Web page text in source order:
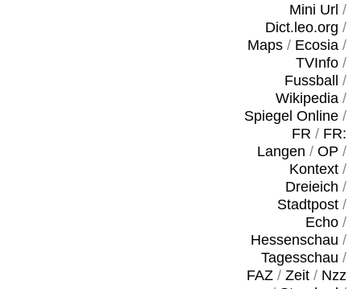
Mini Url /
Dict.leo.org /
Maps/ Ecosia/
TVInfo/
Fussball
/
Wikipedia/
Spiegel Online/
FR / FR:
Langen / OP /
Kontext/
Dreieich /
Stadtpost/
Echo/
Hessenschau /
Tagesschau /
FAZ/ Zeit/ Nzz